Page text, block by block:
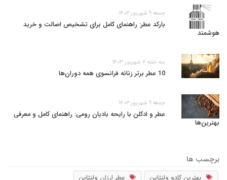
جمعه ۹ شهریور ۱۴۰۳
بارکد عطر: راهنمای کامل برای تشخیص اصالت و خرید
هوشمند
سه شنبه ۶ شهریور ۱۴۰۳
10 عطر برتر زنانه فرانسوی همه دوران‌ها
جمعه ۹ شهریور ۱۴۰۳
عطر و ادکلن با رایحه بادیان رومی: راهنمای کامل و معرفی
بهترین‌ها
برچسب ها
بهترین کادو ولنتاین
عطر ارزان ولنتاین